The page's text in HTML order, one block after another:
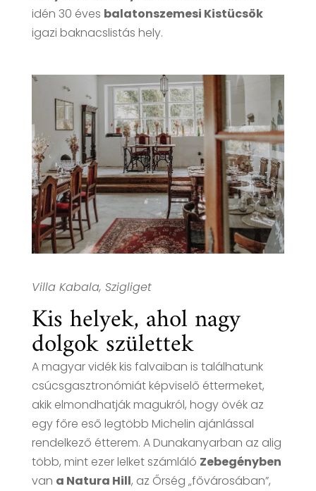
idén 30 éves balatonszemesi Kistücsök
igazi baknacslistás hely.
Villa Kabala, Szigliget
Kis helyek, ahol nagy
dolgok születtek
A magyar vidék kis falvaiban is találhatunk
csúcsgasztronómiát képviselő éttermeket,
akik elmondhatják magukról, hogy övék az
egy főre eső legtöbb Michelin ajánlással
rendelkező étterem. A Dunakanyarban az alig
több, mint ezer lelket számláló Zebegényben
van a Natura Hill, az Őrség „fővárosában”,